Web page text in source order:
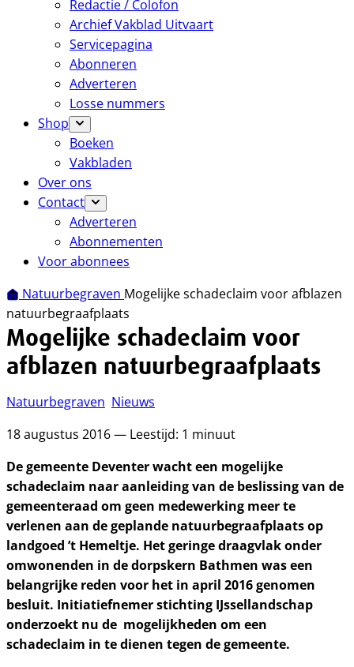
Redactie / Colofon
Archief Vakblad Uitvaart
Servicepagina
Abonneren
Adverteren
Losse nummers
Shop
Boeken
Vakbladen
Over ons
Contact
Adverteren
Abonnementen
Voor abonnees
Natuurbegraven Mogelijke schadeclaim voor afblazen
natuurbegraafplaats
Mogelijke schadeclaim voor
afblazen natuurbegraafplaats
Natuurbegraven Nieuws
18 augustus 2016 — Leestijd: 1 minuut
De gemeente Deventer wacht een mogelijke
schadeclaim naar aanleiding van de beslissing van de
gemeenteraad om geen medewerking meer te
verlenen aan de geplande natuurbegraafplaats op
landgoed ’t Hemeltje. Het geringe draagvlak onder
omwonenden in de dorpskern Bathmen was een
belangrijke reden voor het in april 2016 genomen
besluit. Initiatiefnemer stichting IJssellandschap
onderzoekt nu de mogelijkheden om een
schadeclaim in te dienen tegen de gemeente.